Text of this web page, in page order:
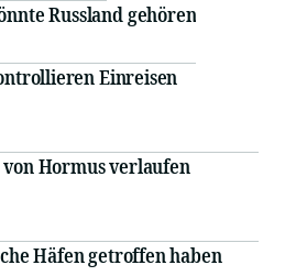
Russland gehören
Einreisen
Hormus verlaufen
Häfen getroffen haben